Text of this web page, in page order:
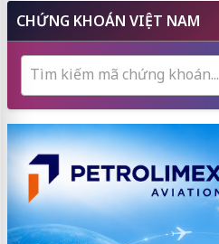
CHỨNG KHOÁN VIỆT NAM
Tìm kiếm mã chứng khoán...